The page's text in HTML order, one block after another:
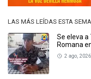
LAS MÁS LEÍDAS ESTA
Se eleva a
Romana
2 ago, 2026